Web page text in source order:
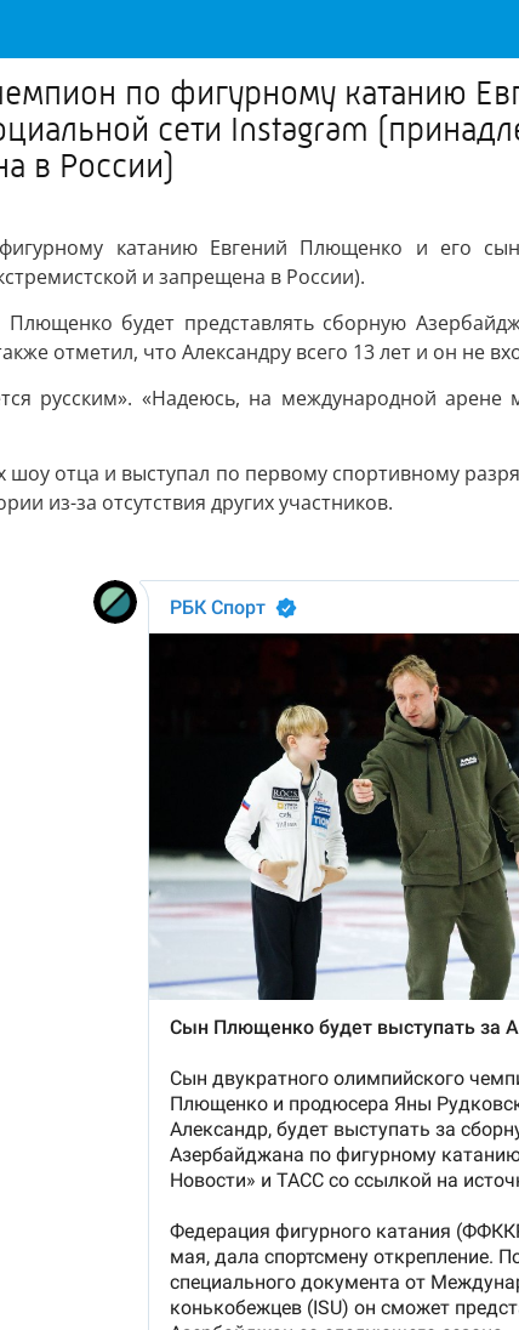
по фигурному катанию
сети Instagram
в России)
катанию Евгений Плющенко и его
и запрещена в России).
Плющенко будет представлять сборную
отметил, что Александру всего 13 лет и он не
русским». «Надеюсь, на международной
отца и выступал по первому спортивному
из-за отсутствия других участников.